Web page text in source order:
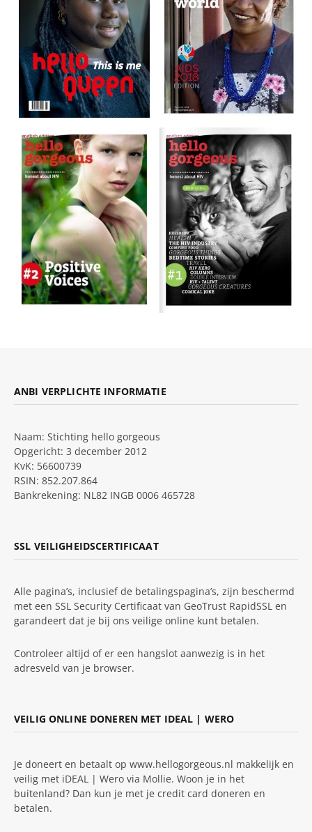
ANBI VERPLICHTE INFORMATIE
Naam: Stichting hello gorgeous
Opgericht: 3 december 2012
KvK: 56600739
RSIN: 852.207.864
Bankrekening: NL82 INGB 0006 465728
SSL VEILIGHEIDSCERTIFICAAT
Alle pagina’s, inclusief de betalingspagina’s, zijn beschermd
met een SSL Security Certificaat van GeoTrust RapidSSL en
garandeert dat je bij ons veilige online kunt betalen.
Controleer altijd of er een hangslot aanwezig is in het
adresveld van je browser.
VEILIG ONLINE DONEREN MET IDEAL | WERO
Je doneert en betaalt op www.hellogorgeous.nl makkelijk en
veilig met iDEAL | Wero via Mollie. Woon je in het
buitenland? Dan kun je met je credit card doneren en
betalen.